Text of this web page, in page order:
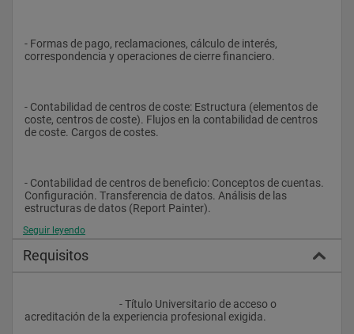
- Formas de pago, reclamaciones, cálculo de interés,
correspondencia y operaciones de cierre financiero.
- Contabilidad de centros de coste: Estructura (elementos de
coste, centros de coste). Flujos en la contabilidad de centros
de coste. Cargos de costes.
- Contabilidad de centros de beneficio: Conceptos de cuentas.
Configuración. Transferencia de datos. Análisis de las
estructuras de datos (Report Painter).
- Datos Maestros en Gestión de Materiales.
- Ciclo de aprovisionamiento en SAP R/3
Seguir leyendo
Requisitos
acreditación de la experiencia profesional exigida.